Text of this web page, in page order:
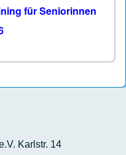
für Seniorinnen
Karlstr. 14